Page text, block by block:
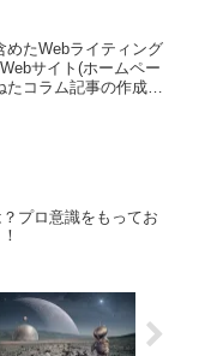
めたWebライティング
サイト(ホームペー
コラム記事の作成を
プロ意識をもってお